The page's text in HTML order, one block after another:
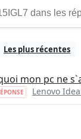
Les plus récentes
mon pc ne
Lenovo